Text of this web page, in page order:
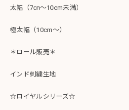
太幅（7㎝～10cm未満）
極太幅（10cm～）
＊ロール販売＊
インド刺繍生地
☆ロイヤルシリーズ☆